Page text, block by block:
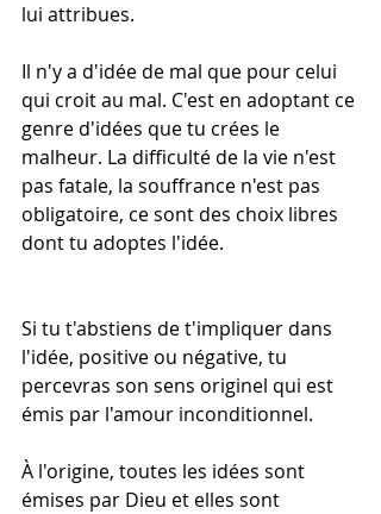
lui attribues.
Il n'y a d'idée de mal que pour celui
qui croit au mal. C'est en adoptant ce
genre d'idées que tu crées le
malheur. La difficulté de la vie n'est
pas fatale, la souffrance n'est pas
obligatoire, ce sont des choix libres
dont tu adoptes l'idée.
Si tu t'abstiens de t'impliquer dans
l'idée, positive ou négative, tu
percevras son sens originel qui est
émis par l'amour inconditionnel.
À l'origine, toutes les idées sont
émises par Dieu et elles sont